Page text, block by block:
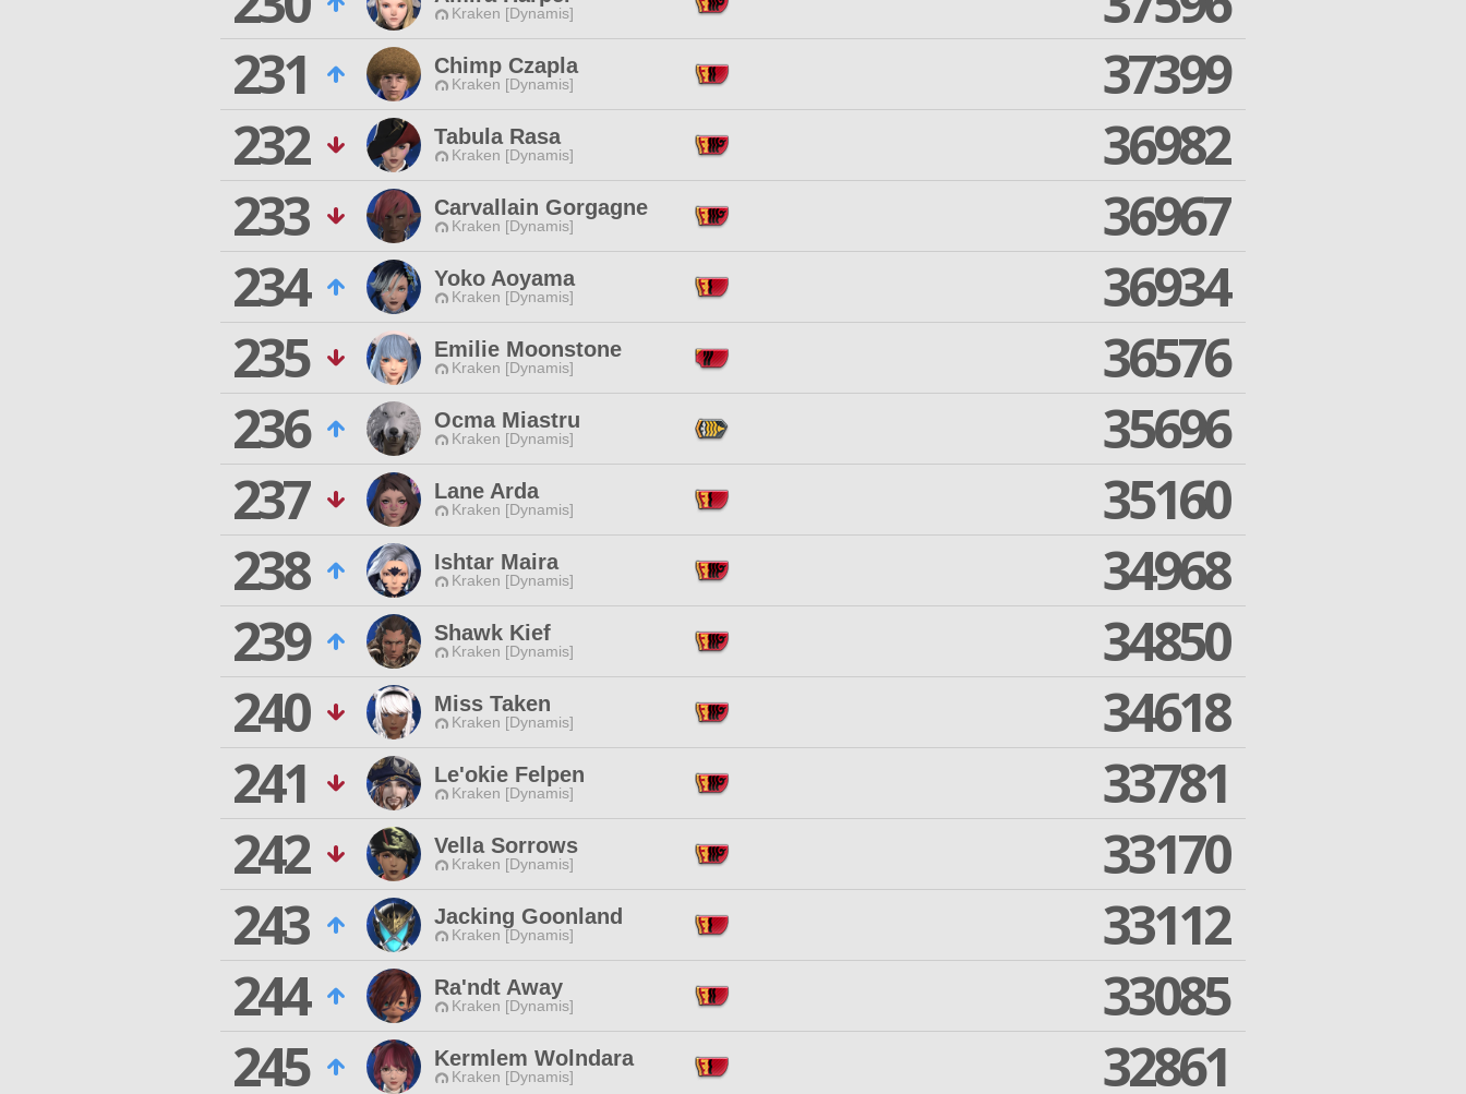
Kraken [Dynamis]
231
Chimp Czapla
Kraken [Dynamis]
37399
232
Tabula Rasa
Kraken [Dynamis]
36982
233
Carvallain Gorgagne
Kraken [Dynamis]
36967
234
Yoko Aoyama
Kraken [Dynamis]
36934
235
Emilie Moonstone
Kraken [Dynamis]
36576
236
Ocma Miastru
Kraken [Dynamis]
35696
237
Lane Arda
Kraken [Dynamis]
35160
238
Ishtar Maira
Kraken [Dynamis]
34968
239
Shawk Kief
Kraken [Dynamis]
34850
240
Miss Taken
Kraken [Dynamis]
34618
241
Le'okie Felpen
Kraken [Dynamis]
33781
242
Vella Sorrows
Kraken [Dynamis]
33170
243
Jacking Goonland
Kraken [Dynamis]
33112
244
Ra'ndt Away
Kraken [Dynamis]
33085
245
Kermlem Wolndara
Kraken [Dynamis] 32861